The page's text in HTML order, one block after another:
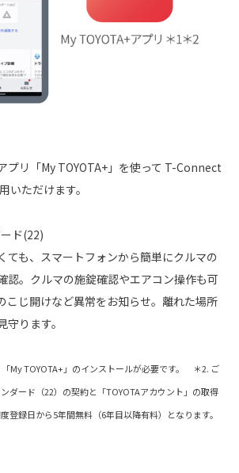
プリ「My TOYOTA+」を使って T-Connect
いただけます。
ド(22)
ても、スマートフォンから簡単にクルマの
認。クルマの施錠確認やエアコン操作も可
こじ開けなど異常をお知らせ。離れた場所
ります。
My TOYOTA+」のインストールが必要です。 ＊2. ご
ダード（22）の契約と「TOYOTAアカウント」の取得
登録日から5年間無料（6年目以降有料）となります。